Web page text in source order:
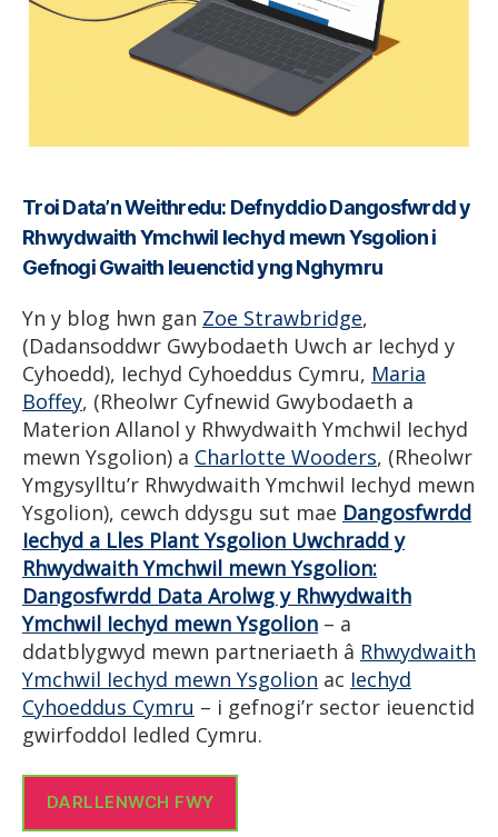
Troi Data’n Weithredu: Defnyddio Dangosfwrdd y
Rhwydwaith Ymchwil Iechyd mewn Ysgolion i
Gefnogi Gwaith Ieuenctid yng Nghymru
Yn y blog hwn gan Zoe Strawbridge,
(Dadansoddwr Gwybodaeth Uwch ar Iechyd y
Cyhoedd), Iechyd Cyhoeddus Cymru, Maria
Boffey, (Rheolwr Cyfnewid Gwybodaeth a
Materion Allanol y Rhwydwaith Ymchwil Iechyd
mewn Ysgolion) a Charlotte Wooders, (Rheolwr
Ymgysylltu’r Rhwydwaith Ymchwil Iechyd mewn
Ysgolion), cewch ddysgu sut mae Dangosfwrdd
Iechyd a Lles Plant Ysgolion Uwchradd y
Rhwydwaith Ymchwil mewn Ysgolion:
Dangosfwrdd Data Arolwg y Rhwydwaith
Ymchwil Iechyd mewn Ysgolion – a
ddatblygwyd mewn partneriaeth â Rhwydwaith
Ymchwil Iechyd mewn Ysgolion ac Iechyd
Cyhoeddus Cymru – i gefnogi’r sector ieuenctid
gwirfoddol ledled Cymru.
DARLLENWCH FWY